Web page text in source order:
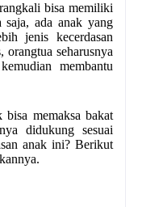
bisa memiliki
saja, ada anak yang
jenis kecerdasan
seharusnya
membantu
bisa memaksa bakat
didukung sesuai
anak ini? Berikut